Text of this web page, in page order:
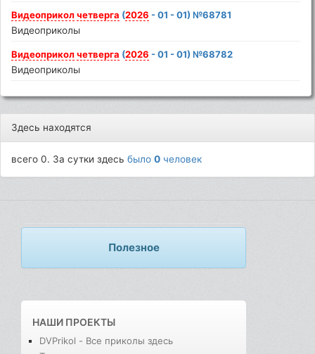
Видеоприкол четверга (2026 - 01 - 01) №68781
Видеоприколы
Видеоприкол четверга (2026 - 01 - 01) №68782
Видеоприколы
Здесь находятся
всего 0. За сутки здесьбыло0 человек
Полезное
НАШИ ПРОЕКТЫ
DVPrikol - Все приколы здесь